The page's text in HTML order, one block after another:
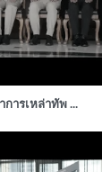
ารเหล่าทัพ ...